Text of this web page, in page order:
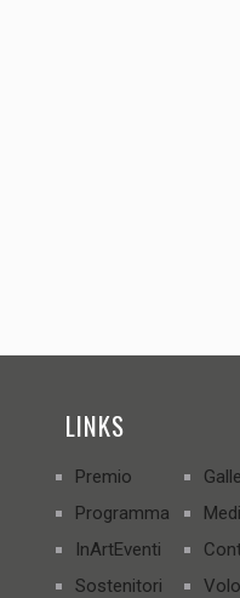
LINKS
Premio
Programma
InArtEventi
Sostenitori